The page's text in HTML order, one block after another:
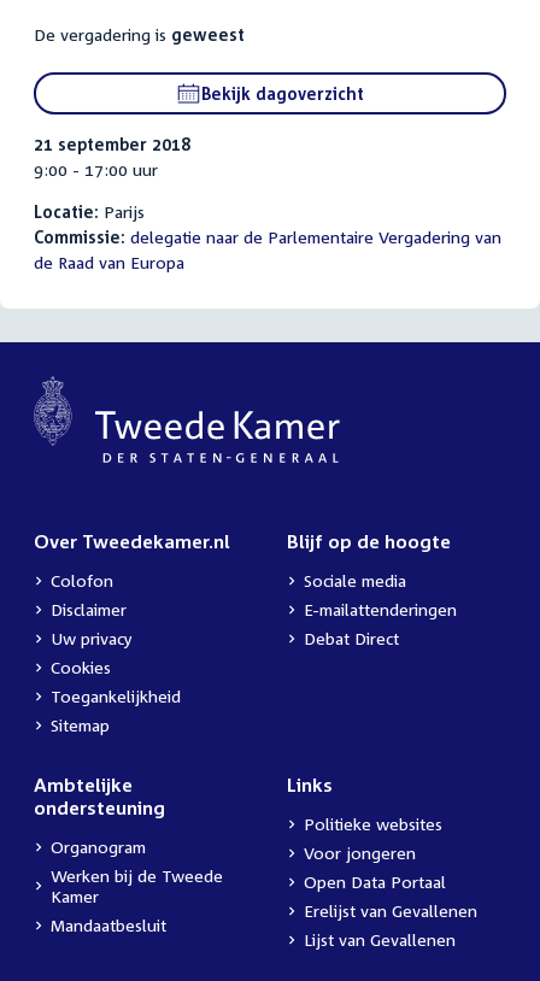
De vergadering is geweest
Bekijk dagoverzicht
21 september 2018
9:00 - 17:00 uur
Locatie: Parijs
Commissie: delegatie naar de Parlementaire Vergadering van
de Raad van Europa
Over Tweedekamer.nl
Colofon
Disclaimer
Uw privacy
Cookies
Toegankelijkheid
Sitemap
Blijf op de hoogte
Sociale media
E-mailattenderingen
Debat Direct
Ambtelijke
ondersteuning
Organogram
Werken bij de Tweede
Kamer
Mandaatbesluit
Links
Politieke websites
Voor jongeren
Open Data Portaal
Erelijst van Gevallenen
Lijst van Gevallenen